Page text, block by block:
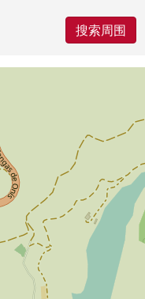
搜索周围